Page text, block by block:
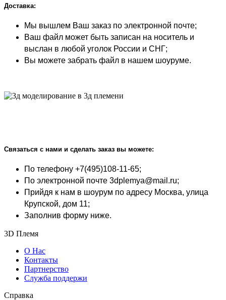
Доставка:
Мы вышлем Ваш заказ по электронной почте;
Ваш файл может быть записан на носитель и
выслан в любой уголок России и СНГ;
Вы можете забрать файл в нашем шоуруме.
Связаться с нами и сделать заказ вы можете:
По телефону +7(495)108-11-65;
По электронной почте 3dplemya@mail.ru;
Прийдя к нам в шоурум по адресу Москва, улица
Крупской, дом 11;
Заполнив форму ниже.
3D Племя
О Нас
Контакты
Партнерcтво
Служба поддержи
Справка